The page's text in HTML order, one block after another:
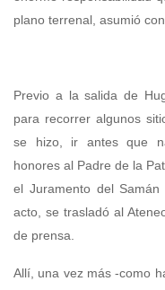
plano terrenal, asumió
Previo a la salida de
para recorrer algunos
se hizo, ir antes que
honores al Padre de la
el Juramento del
acto, se trasladó al
de prensa.
Allí, una vez más -como